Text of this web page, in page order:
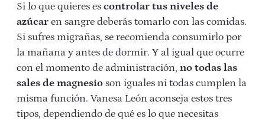
Si lo que quieres es controlar tus niveles de
azúcar en sangre deberás tomarlo con las comidas.
Si sufres migrañas, se recomienda consumirlo por
la mañana y antes de dormir. Y al igual que ocurre
con el momento de administración, no todas las
sales de magnesio son iguales ni todas cumplen la
misma función. Vanesa León aconseja estos tres
tipos, dependiendo de qué es lo que necesitas